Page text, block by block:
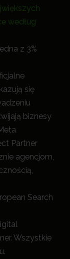
według
z 3%
się
biznesy
Partner
agencjom,
Search
Wszystkie